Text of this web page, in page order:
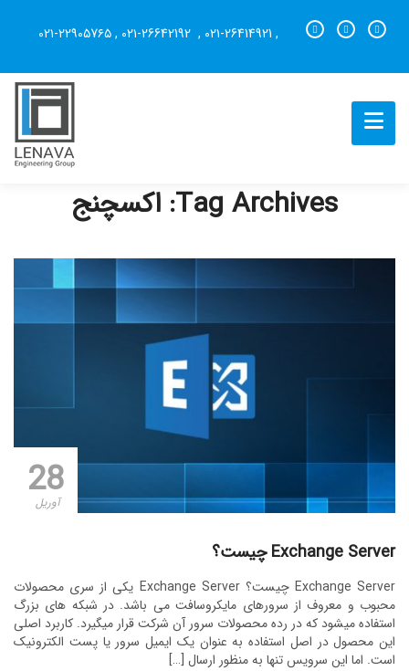
, ۰۲۱-26414921 ,
,۰۲۱-۲۲۹۰۵7۶۵
Tag Archives: اکسچنج
28
آوریل
Exchange Server چیست؟
Exchange Server چیست؟ Exchange Server یکی از سری محصولات
محبوب و معروف از سرورهای مایکروسافت می باشد. در شبکه های بزرگ
استفاده میشود که در رده محصولات سرور آن شرکت قرار میگیرد. کاربرد اصلی
این محصول در اصل استفاده به عنوان یک ایمیل سرور یا پست الکترونیک
است. اما این سرویس تنها به منظور ارسال […]